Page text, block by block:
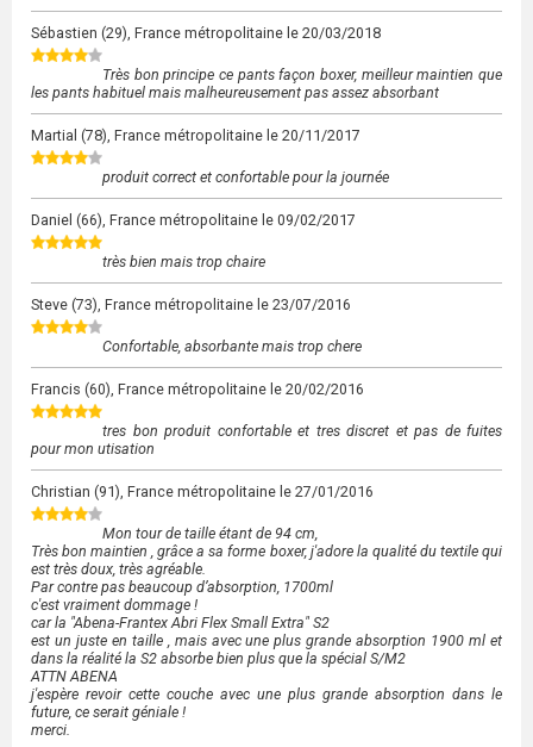
Sébastien (29), France métropolitaine le 20/03/2018
Très bon principe ce pants façon boxer, meilleur maintien que
les pants habituel mais malheureusement pas assez absorbant
Martial (78), France métropolitaine le 20/11/2017
produit correct et confortable pour la journée
Daniel (66), France métropolitaine le 09/02/2017
très bien mais trop chaire
Steve (73), France métropolitaine le 23/07/2016
Confortable, absorbante mais trop chere
Francis (60), France métropolitaine le 20/02/2016
tres bon produit confortable et tres discret et pas de fuites
pour mon utisation
Christian (91), France métropolitaine le 27/01/2016
Mon tour de taille étant de 94 cm,
Très bon maintien , grâce a sa forme boxer, j'adore la qualité du textile qui
est très doux, très agréable.
Par contre pas beaucoup d’absorption, 1700ml
c'est vraiment dommage !
car la "Abena-Frantex Abri Flex Small Extra" S2
est un juste en taille , mais avec une plus grande absorption 1900 ml et
dans la réalité la S2 absorbe bien plus que la spécial S/M2
ATTN ABENA
j'espère revoir cette couche avec une plus grande absorption dans le
future, ce serait géniale !
merci.